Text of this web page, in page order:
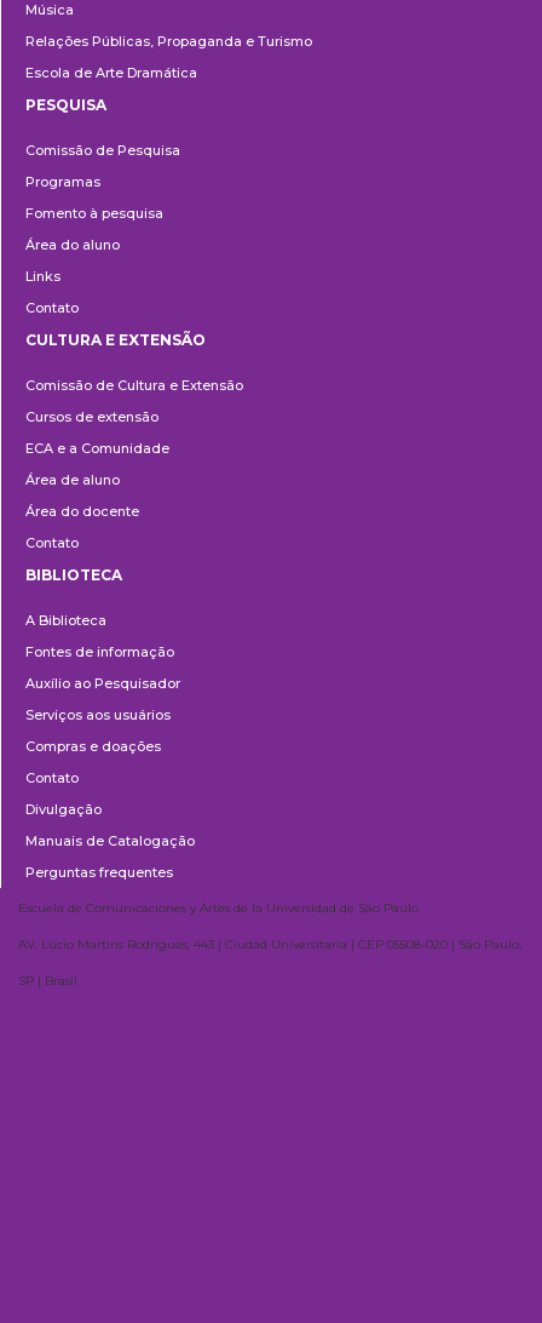
Música
Relações Públicas, Propaganda e Turismo
Escola de Arte Dramática
PESQUISA
Comissão de Pesquisa
Programas
Fomento à pesquisa
Área do aluno
Links
Contato
e
Extensão
CULTURA E EXTENSÃO
Comissão de Cultura e Extensão
Cursos de extensão
ECA e a Comunidade
Área de aluno
Área do docente
Contato
BIBLIOTECA
A Biblioteca
Fontes de informação
Auxílio ao Pesquisador
Serviços aos usuários
Compras e doações
Contato
Divulgação
Manuais de Catalogação
Perguntas frequentes
Escuela de Comunicaciones y Artes de la Universidad de São Paulo
AV. Lúcio Martins Rodrigues, 443 | Ciudad Universitaria | CEP 05508-020 | São Paulo,
SP | Brasil